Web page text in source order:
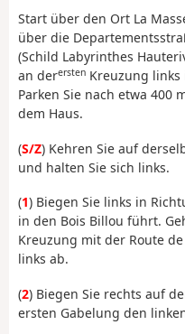
Start über den Ort La
über die
(Schild Labyrinthes
an derersten Kreuzung links
Parken Sie nach etwa 400
dem Haus.
(S/Z) Kehren Sie auf
und halten Sie sich links.
(1) Biegen Sie links in
in den Bois Billou führt.
Kreuzung mit der Route
links ab.
(2) Biegen Sie rechts auf
ersten Gabelung den